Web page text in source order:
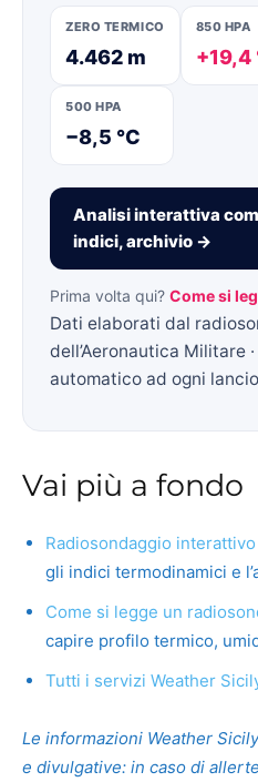
ZERO TERMICO
4.462 m
850 HPA
+19,4
500 HPA
−8,5 °C
Analisi interattiva
indici, archivio →
Prima volta qui? Come si
Dati elaborati dal
dell’Aeronautica Militare
automatico ad ogni
Vai più a fondo
Radiosondaggio interattivo
gli indici termodinamici e
Come si legge un
capire profilo termico,
Tutti i servizi Weather
Le informazioni Weather
e divulgative: in caso di